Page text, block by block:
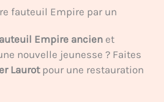
fauteuil Empire par un
Empire ancien et
nouvelle jeunesse ? Faites
Laurotpour une restauration